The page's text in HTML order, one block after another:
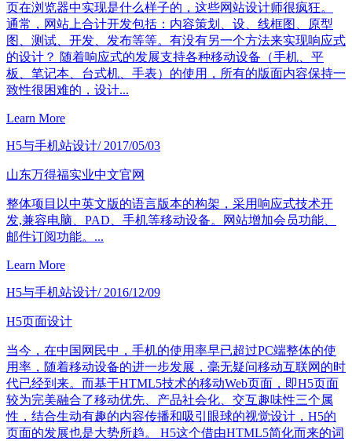
页在浏览器中实现是什么样子的，这些网站设计师很疯狂。
通常，网站上合计开发包括：内容策划、设、线框图、原型
图、测试、开发、发布等等。有没有另一个方法来实现响应式
的设计？ 随着响应式的发展支持各种移动设备（手机、平
板、笔记本、台式机、手表）的使用，所有的版面内容保持一
致性很困难的，设计...
Learn More
H5与手机站设计/ 2017/05/03
山东万得福实业中文官网
整体项目以中英文版的语言版本的构架，采用响应式技术开
发,兼容电脑、PAD、手机等移动设备。网站增加会员功能、
邮件订阅功能。...
Learn More
H5与手机站设计/ 2016/12/09
H5页面设计
当今，在中国网民中，手机的使用率早已超过PC端整体的使
用率，随着移动设备的进一步发展，毫无疑问移动互联网的时
代已经到来。而基于HTML5技术的移动Web页面，即H5页面
较为完美融合了移动优先、产品社会化、交互趣味性三个属
性，结合生动有趣的内容传播和吸引眼球的视觉设计，H5的
页面的发展也是大势所趋。 H5这个借由HTML5简化而来的词